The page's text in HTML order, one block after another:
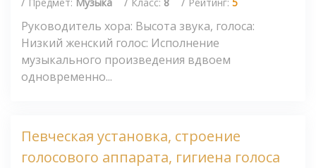
Руководитель хора: Высота звука, голоса:
Низкий женский голос: Исполнение
музыкального произведения вдвоем
одновременно...
Певческая установка, строение
голосового аппарата, гигиена голоса